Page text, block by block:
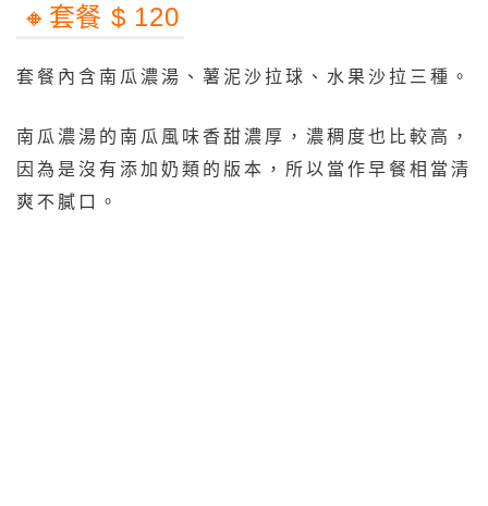
🔸️套餐 $ 120
套餐內含南瓜濃湯、薯泥沙拉球、水果沙拉三種。
南瓜濃湯的南瓜風味香甜濃厚，濃稠度也比較高，
因為是沒有添加奶類的版本，所以當作早餐相當清
爽不膩口。